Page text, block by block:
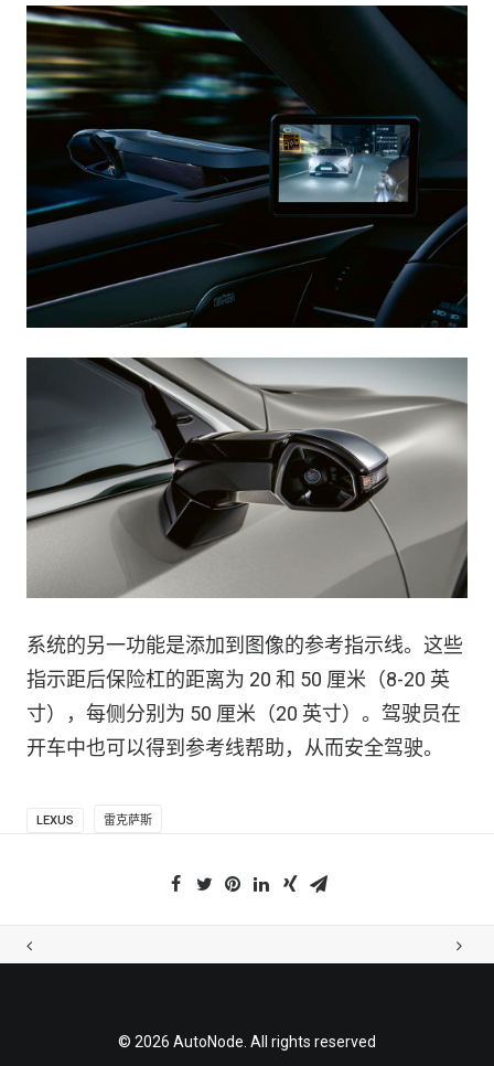
系统的另一功能是添加到图像的参考指示线。这些
指示距后保险杠的距离为 20 和 50 厘米（8-20 英
寸），每侧分别为 50 厘米（20 英寸）。驾驶员在
开车中也可以得到参考线帮助，从而安全驾驶。
LEXUS 雷克萨斯
© 2026 AutoNode. All rights reserved